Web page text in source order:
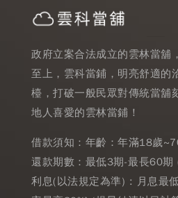
政府立案合法成立的雲林當舖
至上，雲科當鋪，明亮舒適的
檯，打破一般民眾對傳統當舖
地人喜愛的雲林當鋪！
借款須知：年齡：年滿18歲
還款期數：最低3期-最長60期
利息(以法規定為準) : 月息最